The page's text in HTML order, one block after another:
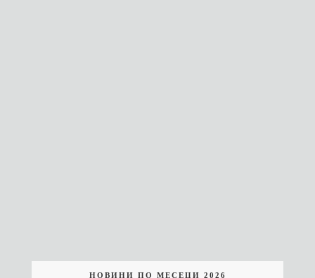
НОВИНИ ПО МЕСЕЦИ 2026